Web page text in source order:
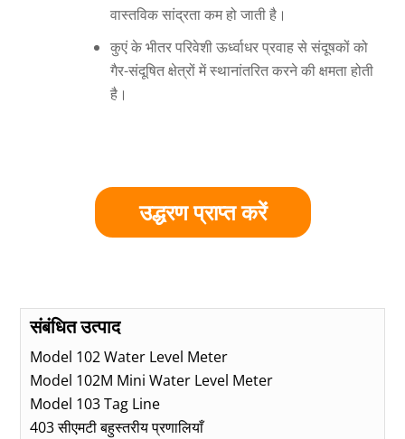
वास्तविक सांद्रता कम हो जाती है।
कुएं के भीतर परिवेशी ऊर्ध्वाधर प्रवाह से संदूषकों को
गैर-संदूषित क्षेत्रों में स्थानांतरित करने की क्षमता होती
है।
उद्धरण प्राप्त करें
संबंधित उत्पाद
Model 102 Water Level Meter
Model 102M Mini Water Level Meter
Model 103 Tag Line
403 सीएमटी बहुस्तरीय प्रणालियाँ